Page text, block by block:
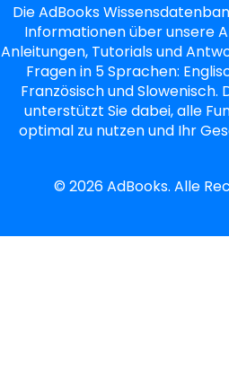
Die AdBooks
Informationen über unsere
Anleitungen, Tutorials und
Fragen in 5 Sprachen:
Französisch und Slowenisch.
unterstützt Sie dabei, alle
optimal zu nutzen und Ihr
©2026AdBooks. Alle